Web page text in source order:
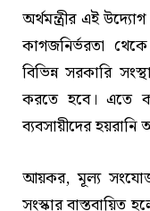
অর্থমন্ত্রীর এই
কাগজনির্ভরতা
বিভিন্ন সরকারি
করতে হবে। এতে
ব্যবসায়ীদের
আয়কর, মূল্য
সংস্কার বাস্তবায়িত